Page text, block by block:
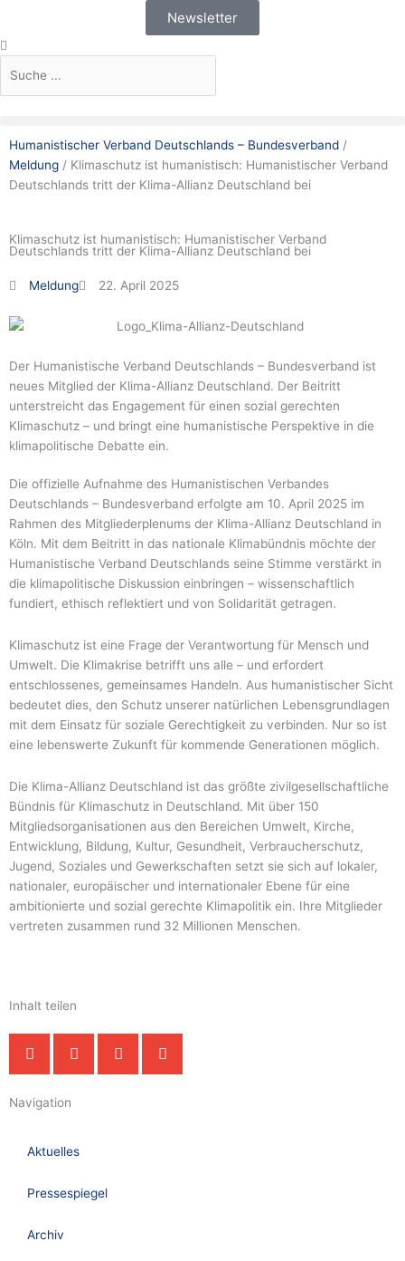
springen
Newsletter
Suche
Humanistischer Verband Deutschlands – Bundesverband /
Meldung / Klimaschutz ist humanistisch: Humanistischer Verband
Deutschlands tritt der Klima-Allianz Deutschland bei
Klimaschutz ist humanistisch: Humanistischer Verband
Deutschlands tritt der Klima-Allianz Deutschland bei
Meldung 22. April 2025
Navigation
Aktuelles
Pressespiegel
Archiv
Der Humanistische Verband Deutschlands – Bundesverband ist
neues Mitglied der Klima-Allianz Deutschland. Der Beitritt
unterstreicht das Engagement für einen sozial gerechten
Klimaschutz – und bringt eine humanistische Perspektive in die
klimapolitische Debatte ein.
Die offizielle Aufnahme des Humanistischen Verbandes
Deutschlands – Bundesverband erfolgte am 10. April 2025 im
Rahmen des Mitgliederplenums der Klima-Allianz Deutschland in
Köln. Mit dem Beitritt in das nationale Klimabündnis möchte der
Humanistische Verband Deutschlands seine Stimme verstärkt in
die klimapolitische Diskussion einbringen – wissenschaftlich
fundiert, ethisch reflektiert und von Solidarität getragen.
Klimaschutz ist eine Frage der Verantwortung für Mensch und
Umwelt. Die Klimakrise betrifft uns alle – und erfordert
entschlossenes, gemeinsames Handeln. Aus humanistischer Sicht
bedeutet dies, den Schutz unserer natürlichen Lebensgrundlagen
mit dem Einsatz für soziale Gerechtigkeit zu verbinden. Nur so ist
eine lebenswerte Zukunft für kommende Generationen möglich.
Die Klima-Allianz Deutschland ist das größte zivilgesellschaftliche
Bündnis für Klimaschutz in Deutschland. Mit über 150
Mitgliedsorganisationen aus den Bereichen Umwelt, Kirche,
Entwicklung, Bildung, Kultur, Gesundheit, Verbraucherschutz,
Jugend, Soziales und Gewerkschaften setzt sie sich auf lokaler,
nationaler, europäischer und internationaler Ebene für eine
ambitionierte und sozial gerechte Klimapolitik ein. Ihre Mitglieder
vertreten zusammen rund 32 Millionen Menschen.
Inhalt teilen